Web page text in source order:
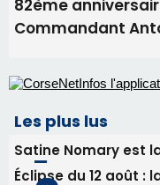
Biguglia : messe
procession le 14
Tennis - Début ce
RCPV
31/07/2026 08:22
82ème